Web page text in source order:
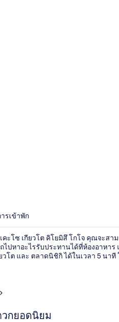
รเข้าพัก
คะโซ เกียวโต คิโยมิสึ โกโจ คุณจะส
ถไปหาอะไรรับประทานได้ที่ห้องอาห
วโต และ ตลาดนิชิกิ ได้ในเวลา 5 นา
วกยอดนิยม